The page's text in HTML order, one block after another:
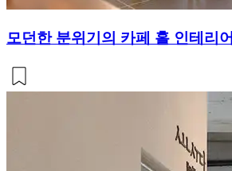
모던한 분위기의 카페 홀 인테리어